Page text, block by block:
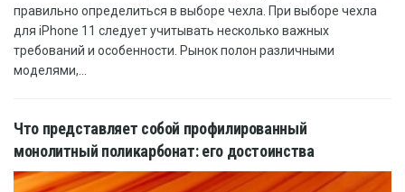
правильно определиться в выборе чехла. При выборе чехла
для iPhone 11 следует учитывать несколько важных
требований и особенности. Рынок полон различными
моделями,...
Что представляет собой профилированный
монолитный поликарбонат: его достоинства